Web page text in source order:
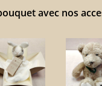
avec nos